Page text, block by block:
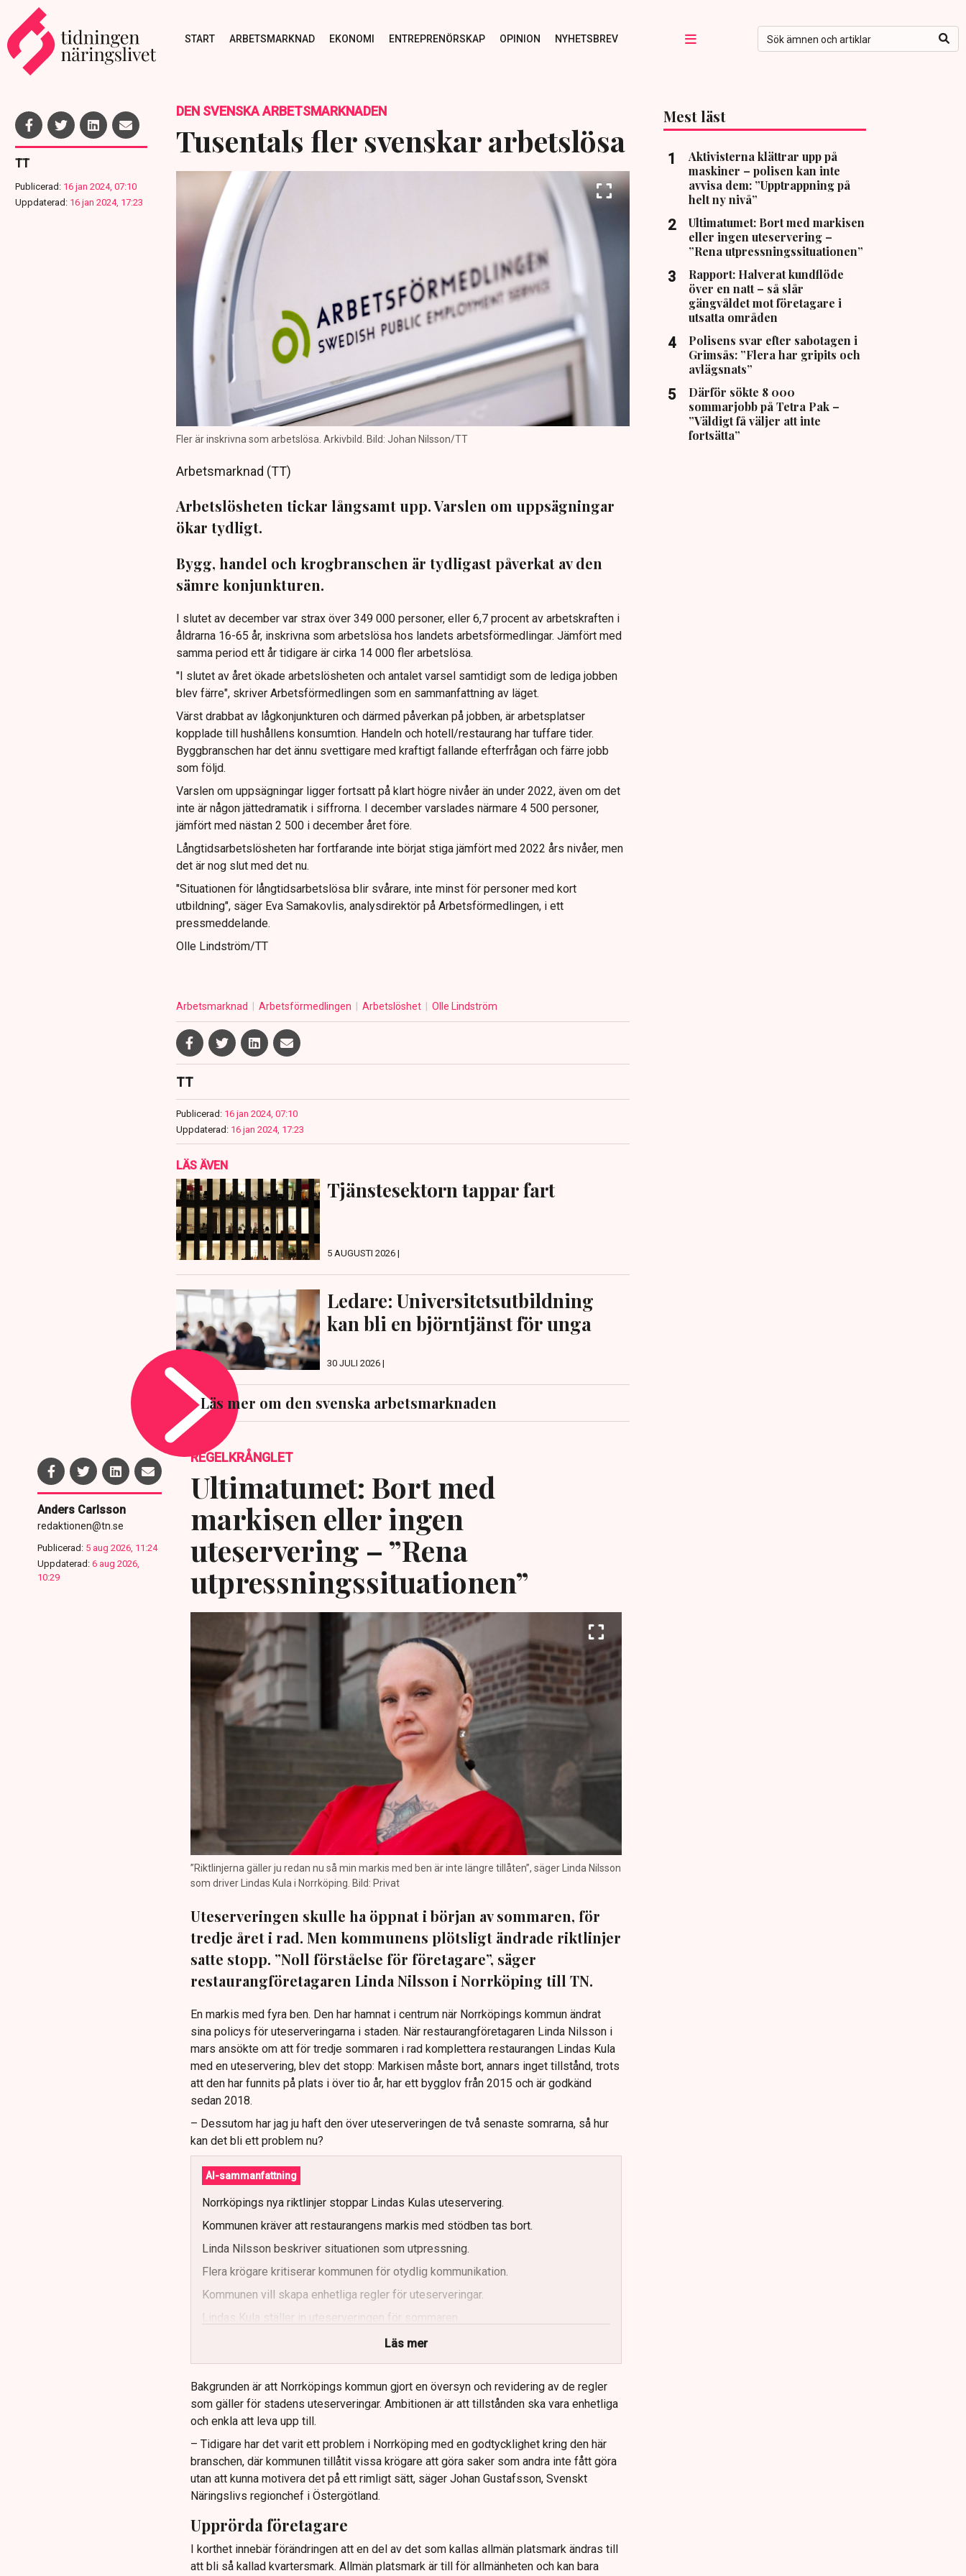
START ARBETSMARKNAD EKONOMI ENTREPRENÖRSKAP OPINION NYHETSBREV
TT
Publicerad: 16 jan 2024, 07:10
Uppdaterad: 16 jan 2024, 17:23
DEN SVENSKA ARBETSMARKNADEN
Tusentals fler svenskar arbetslösa
Fler är inskrivna som arbetslösa. Arkivbild. Bild: Johan Nilsson/TT
Arbetsmarknad (TT)
Arbetslösheten tickar långsamt upp. Varslen om uppsägningar
ökar tydligt.
Bygg, handel och krogbranschen är tydligast påverkat av den
sämre konjunkturen.
I slutet av december var strax över 349 000 personer, eller 6,7 procent av arbetskraften i
åldrarna 16-65 år, inskrivna som arbetslösa hos landets arbetsförmedlingar. Jämfört med
samma period ett år tidigare är cirka 14 000 fler arbetslösa.
"I slutet av året ökade arbetslösheten och antalet varsel samtidigt som de lediga jobben
blev färre", skriver Arbetsförmedlingen som en sammanfattning av läget.
Värst drabbat av lågkonjunkturen och därmed påverkan på jobben, är arbetsplatser
kopplade till hushållens konsumtion. Handeln och hotell/restaurang har tuffare tider.
Byggbranschen har det ännu svettigare med kraftigt fallande efterfrågan och färre jobb
som följd.
Varslen om uppsägningar ligger fortsatt på klart högre nivåer än under 2022, även om det
inte är någon jättedramatik i siffrorna. I december varslades närmare 4 500 personer,
jämfört med nästan 2 500 i december året före.
Långtidsarbetslösheten har fortfarande inte börjat stiga jämfört med 2022 års nivåer, men
det är nog slut med det nu.
"Situationen för långtidsarbetslösa blir svårare, inte minst för personer med kort
utbildning", säger Eva Samakovlis, analysdirektör på Arbetsförmedlingen, i ett
pressmeddelande.
Olle Lindström/TT
Arbetsmarknad Arbetsförmedlingen Arbetslöshet Olle Lindström
TT
Publicerad: 16 jan 2024, 07:10
Uppdaterad: 16 jan 2024, 17:23
LÄS ÄVEN
Tjänstesektorn tappar fart
5 AUGUSTI 2026 |
Ledare: Universitetsutbildning
kan bli en björntjänst för unga
30 JULI 2026 |
Läs mer om den svenska arbetsmarknaden
Mest läst
Aktivisterna klättrar upp på
maskiner – polisen kan inte
avvisa dem: ”Upptrappning på
helt ny nivå”
Ultimatumet: Bort med markisen
eller ingen uteservering –
”Rena utpressningssituationen”
Rapport: Halverat kundflöde
över en natt – så slår
gängvåldet mot företagare i
utsatta områden
Polisens svar efter sabotagen i
Grimsås: ”Flera har gripits och
avlägsnats”
Därför sökte 8 000
sommarjobb på Tetra Pak –
”Väldigt få väljer att inte
fortsätta”
Anders Carlsson
redaktionen@tn.se
Publicerad: 5 aug 2026, 11:24
Uppdaterad: 6 aug 2026,
10:29
REGELKRÅNGLET
Ultimatumet: Bort med
markisen eller ingen
uteservering – ”Rena
utpressningssituationen”
”Riktlinjerna gäller ju redan nu så min markis med ben är inte längre tillåten”, säger Linda Nilsson
som driver Lindas Kula i Norrköping. Bild: Privat
Uteserveringen skulle ha öppnat i början av sommaren, för
tredje året i rad. Men kommunens plötsligt ändrade riktlinjer
satte stopp. ”Noll förståelse för företagare”, säger
restaurangföretagaren Linda Nilsson i Norrköping till TN.
En markis med fyra ben. Den har hamnat i centrum när Norrköpings kommun ändrat
sina policys för uteserveringarna i staden. När restaurangföretagaren Linda Nilsson i
mars ansökte om att för tredje sommaren i rad komplettera restaurangen Lindas Kula
med en uteservering, blev det stopp: Markisen måste bort, annars inget tillstånd, trots
att den har funnits på plats i över tio år, har ett bygglov från 2015 och är godkänd
sedan 2018.
– Dessutom har jag ju haft den över uteserveringen de två senaste somrarna, så hur
kan det bli ett problem nu?
AI-sammanfattning
Norrköpings nya riktlinjer stoppar Lindas Kulas uteservering.
Kommunen kräver att restaurangens markis med stödben tas bort.
Linda Nilsson beskriver situationen som utpressning.
Flera krögare kritiserar kommunen för otydlig kommunikation.
Kommunen vill skapa enhetliga regler för uteserveringar.
Lindas Kula ställer in uteserveringen för sommaren.
Läs mer
Bakgrunden är att Norrköpings kommun gjort en översyn och revidering av de regler
som gäller för stadens uteserveringar. Ambitionen är att tillstånden ska vara enhetliga
och enkla att leva upp till.
– Tidigare har det varit ett problem i Norrköping med en godtycklighet kring den här
branschen, där kommunen tillåtit vissa krögare att göra saker som andra inte fått göra
utan att kunna motivera det på ett rimligt sätt, säger Johan Gustafsson, Svenskt
Näringslivs regionchef i Östergötland.
Upprörda företagare
I korthet innebär förändringen att en del av det som kallas allmän platsmark ändras till
att bli så kallad kvartersmark. Allmän platsmark är till för allmänheten och kan bara